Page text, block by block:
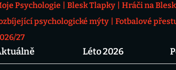
Psychologie Blesk Tlapky Hráči na
psychologické mýty
Fotbalové
27
Léto 2026